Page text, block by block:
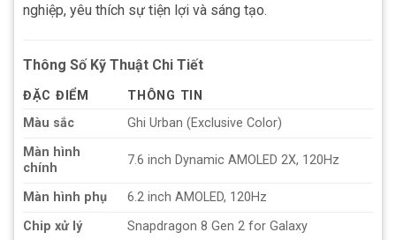
nghiệp, yêu thích sự tiện lợi và sáng tạo.
Thông Số Kỹ Thuật Chi Tiết
ĐẶC ĐIỂM
THÔNG TIN
Màu sắc
Ghi Urban (Exclusive Color)
Màn hình
chính
7.6 inch Dynamic AMOLED 2X, 120Hz
Màn hình phụ
6.2 inch AMOLED, 120Hz
Chip xử lý
Snapdragon 8 Gen 2 for Galaxy